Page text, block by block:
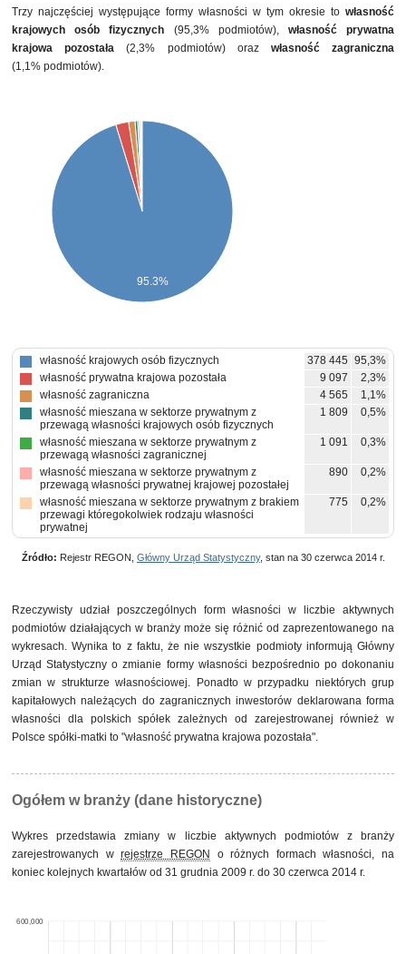
Trzy najczęściej występujące formy własności w tym okresie to własność
krajowych osób fizycznych (95,3% podmiotów), własność prywatna
krajowa pozostała (2,3% podmiotów) oraz własność zagraniczna
(1,1% podmiotów).
95.3%
własność krajowych osób fizycznych 378 445 95,3%
własność prywatna krajowa pozostała
9 097
2,3%
własność zagraniczna
4 565
1,1%
własność mieszana w sektorze prywatnym z
przewagą własności krajowych osób fizycznych
1 809 0,5%
własność mieszana w sektorze prywatnym z
przewagą własności zagranicznej
1 091 0,3%
własność mieszana w sektorze prywatnym z
przewagą własności prywatnej krajowej pozostałej
890 0,2%
własność mieszana w sektorze prywatnym z brakiem
przewagi któregokolwiek rodzaju własności
prywatnej
775 0,2%
własność mieszana między sektorami z przewagą
88 0,0%
własność mieszana między sektorami z przewagą
własności sektora prywatnego, w tym z przewagą
własności prywatnej krajowej pozostałej
66 0,0%
pozostałe 155 0,0%
Źródło: Rejestr REGON, Główny Urząd Statystyczny, stan na 30 czerwca 2014 r.
Rzeczywisty udział poszczególnych form własności w liczbie aktywnych
podmiotów działających w branży może się różnić od zaprezentowanego na
wykresach. Wynika to z faktu, że nie wszystkie podmioty informują Główny
Urząd Statystyczny o zmianie formy własności bezpośrednio po dokonaniu
zmian w strukturze własnościowej. Ponadto w przypadku niektórych grup
kapitałowych należących do zagranicznych inwestorów deklarowana forma
własności dla polskich spółek zależnych od zarejestrowanej również w
Polsce spółki-matki to "własność prywatna krajowa pozostała".
Ogółem w branży (dane historyczne)
Wykres przedstawia zmiany w liczbie aktywnych podmiotów z branży
zarejestrowanych wrejestrze REGON
o różnych formach własności, na
koniec kolejnych kwartałów od 31 grudnia 2009 r. do 30 czerwca 2014 r.
600,000